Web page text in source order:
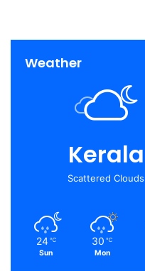
Weather
Kerala
Scattered Clouds
24 ℃
Sun
30 ℃
Mon